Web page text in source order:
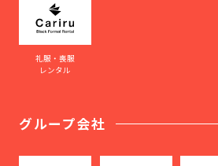
礼服・喪服
レンタル
グループ会社